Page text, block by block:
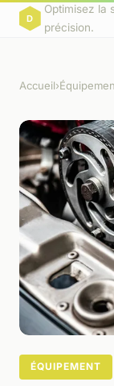
Optimisez la
précision.
Accueil›
ÉQUIPEMENT